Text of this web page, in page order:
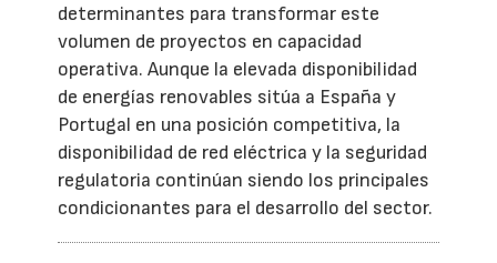
determinantes para transformar este
volumen de proyectos en capacidad
operativa. Aunque la elevada disponibilidad
de energías renovables sitúa a España y
Portugal en una posición competitiva, la
disponibilidad de red eléctrica y la seguridad
regulatoria continúan siendo los principales
condicionantes para el desarrollo del sector.